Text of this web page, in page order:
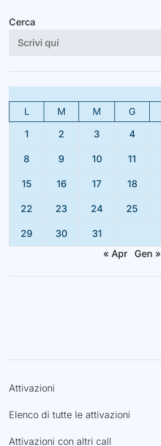
Cerca
L
M M G
1
2 3 4
8 9 10 11
15 16 17 18
22 23 24 25
29 30
31
« Apr
Gen »
Attivazioni
Elenco di tutte le attivazioni
Attivazioni con altri call